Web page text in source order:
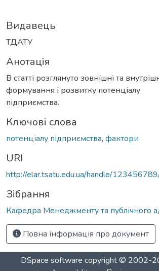
Видавець
ТДАТУ
Анотація
В статті розглянуто зовнішні та
формування і розвитку потенціалу
підприємства.
Ключові слова
потенціалу підприємства, фактори
URI
http://elar.tsatu.edu.ua/handle/
Зібрання
Кафедра Менеджменту та публічного
Повна інформація про документ
DSpace software copyright © 2002-